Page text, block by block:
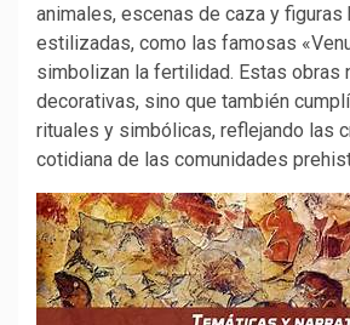
animales, escenas de caza y figuras
estilizadas, como las famosas
simbolizan la fertilidad. Estas obras
decorativas, sino que también
rituales y simbólicas, reflejando las
cotidiana de las comunidades